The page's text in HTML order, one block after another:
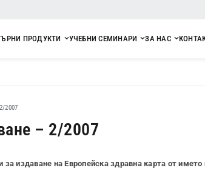
ПРОДУКТИ УЧЕБНИ СЕМИНАРИ ЗА НАС
2007
– 2/2007
издаване на Европейска здравна карта от името